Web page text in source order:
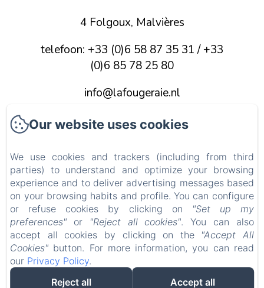
4 Folgoux, Malvières
telefoon: +33 (0)6 58 87 35 31 / +33
(0)6 85 78 25 80
info@lafougeraie.nl
Home
Foto's
Contact
Wettelijke informatie
EN
FR NL
Our website uses cookies
We use cookies and trackers (including from third
parties) to understand and optimize your browsing
experience and to deliver advertising messages based
on your browsing habits and profile. You can configure
or refuse cookies by clicking on
"Set up my
preferences" or "Reject all cookies". You can also
accept all cookies by clicking on the "Accept All
Cookies" button. For more information, you can read
our Privacy Policy.
Reject all
Accept all